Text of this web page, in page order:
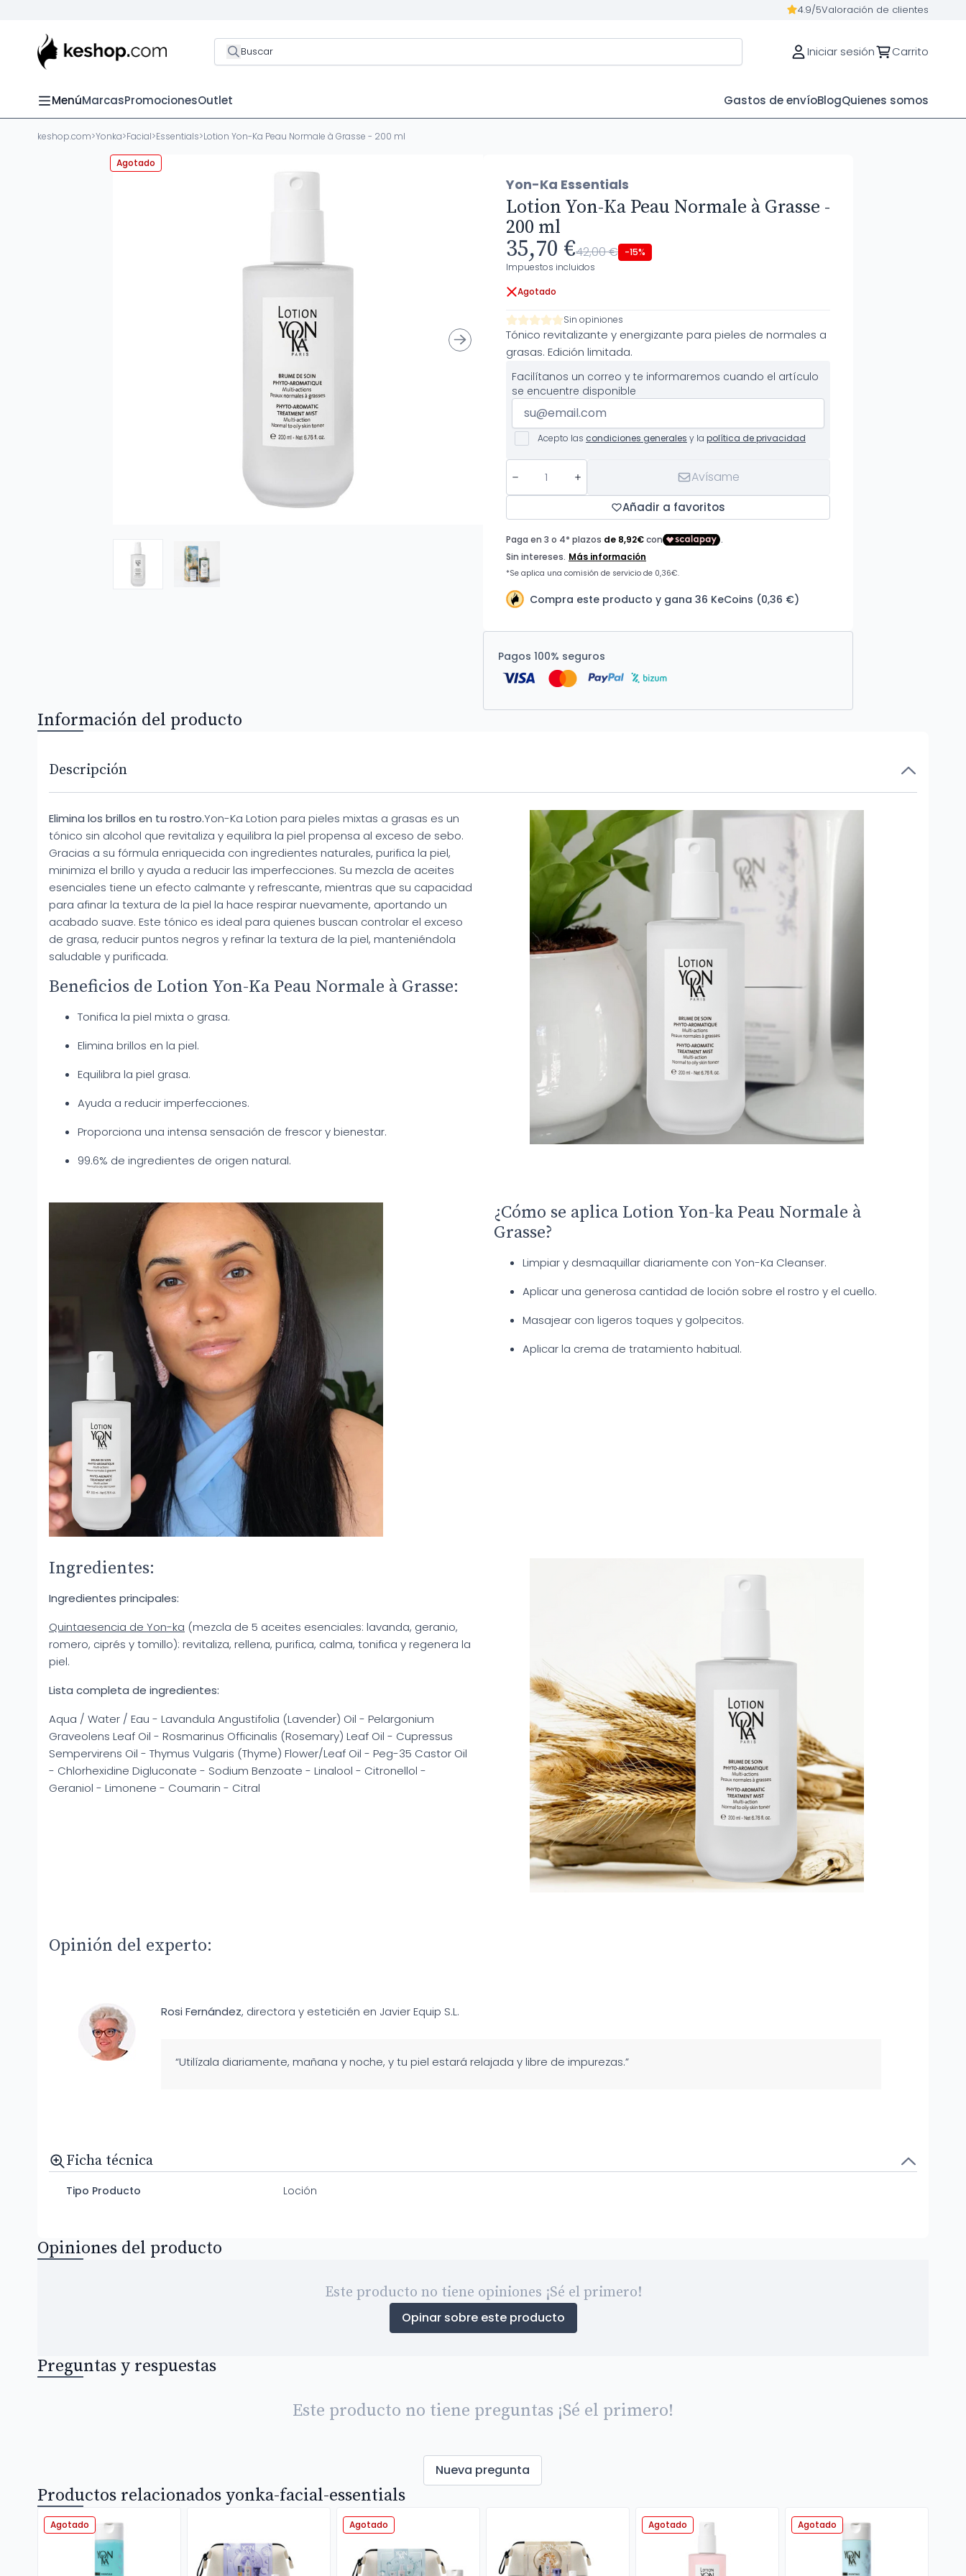
4.9/5Valoración de clientes
Buscar Iniciar sesión Carrito
MenúMarcasPromocionesOutlet Gastos de envíoBlogQuienes somos
keshop.com>Yonka>Facial>Essentials>Lotion Yon-Ka Peau Normale à Grasse - 200 ml
Agotado
Yon-Ka Essentials
Lotion Yon-Ka Peau Normale à Grasse -
200 ml
35,70 €42,00 € -15%
Impuestos incluidos
Agotado
Sin opiniones
Tónico revitalizante y energizante para pieles de normales a
grasas. Edición limitada.
Facilítanos un correo y te informaremos cuando el artículo
se encuentre disponible
Acepto las condiciones generales y la política de privacidad
Avísame
Añadir a favoritos
Compra este producto y gana 36 KeCoins (0,36 €)
Pagos 100% seguros
Información del producto
Descripción
Elimina los brillos en tu rostro.Yon-Ka Lotion para pieles mixtas a grasas es un
tónico sin alcohol que revitaliza y equilibra la piel propensa al exceso de sebo.
Gracias a su fórmula enriquecida con ingredientes naturales, purifica la piel,
minimiza el brillo y ayuda a reducir las imperfecciones. Su mezcla de aceites
esenciales tiene un efecto calmante y refrescante, mientras que su capacidad
para afinar la textura de la piel la hace respirar nuevamente, aportando un
acabado suave. Este tónico es ideal para quienes buscan controlar el exceso
de grasa, reducir puntos negros y refinar la textura de la piel, manteniéndola
saludable y purificada​.
Beneficios de Lotion Yon-Ka Peau Normale à Grasse:
Tonifica la piel mixta o grasa.
Elimina brillos en la piel.
Equilibra la piel grasa.
Ayuda a reducir imperfecciones.
Proporciona una intensa sensación de frescor y bienestar.
99.6% de ingredientes de origen natural.
¿Cómo se aplica Lotion Yon-ka Peau Normale à
Grasse?
Limpiar y desmaquillar diariamente con Yon-Ka Cleanser.
Aplicar una generosa cantidad de loción sobre el rostro y el cuello.
Masajear con ligeros toques y golpecitos.
Aplicar la crema de tratamiento habitual.
Ingredientes:
Ingredientes principales:
Quintaesencia de Yon-ka (mezcla de 5 aceites esenciales: lavanda, geranio,
romero, ciprés y tomillo): revitaliza, rellena, purifica, calma, tonifica y regenera la
piel.
Lista completa de ingredientes:
Aqua / Water / Eau - Lavandula Angustifolia (Lavender) Oil - Pelargonium
Graveolens Leaf Oil - Rosmarinus Officinalis (Rosemary) Leaf Oil - Cupressus
Sempervirens Oil - Thymus Vulgaris (Thyme) Flower/Leaf Oil - Peg-35 Castor Oil
- Chlorhexidine Digluconate - Sodium Benzoate - Linalool - Citronellol -
Geraniol - Limonene - Coumarin - Citral
Opinión del experto:
Rosi Fernández, directora y esteticién en Javier Equip S.L.
“Utilízala diariamente, mañana y noche, y tu piel estará relajada y libre de impurezas.”
Ficha técnica
Tipo Producto Loción
Opiniones del producto
Este producto no tiene opiniones ¡Sé el primero!
Opinar sobre este producto
Preguntas y respuestas
Este producto no tiene preguntas ¡Sé el primero!
Nueva pregunta
Productos relacionados yonka-facial-essentials
Agotado Agotado Agotado Agotado